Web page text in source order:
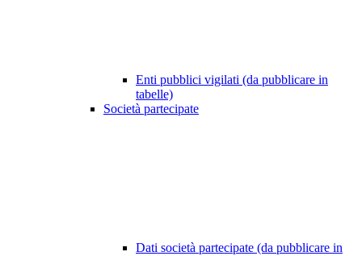
Enti pubblici vigilati (da pubblicare in
tabelle)
Società partecipate
Dati società partecipate (da pubblicare in